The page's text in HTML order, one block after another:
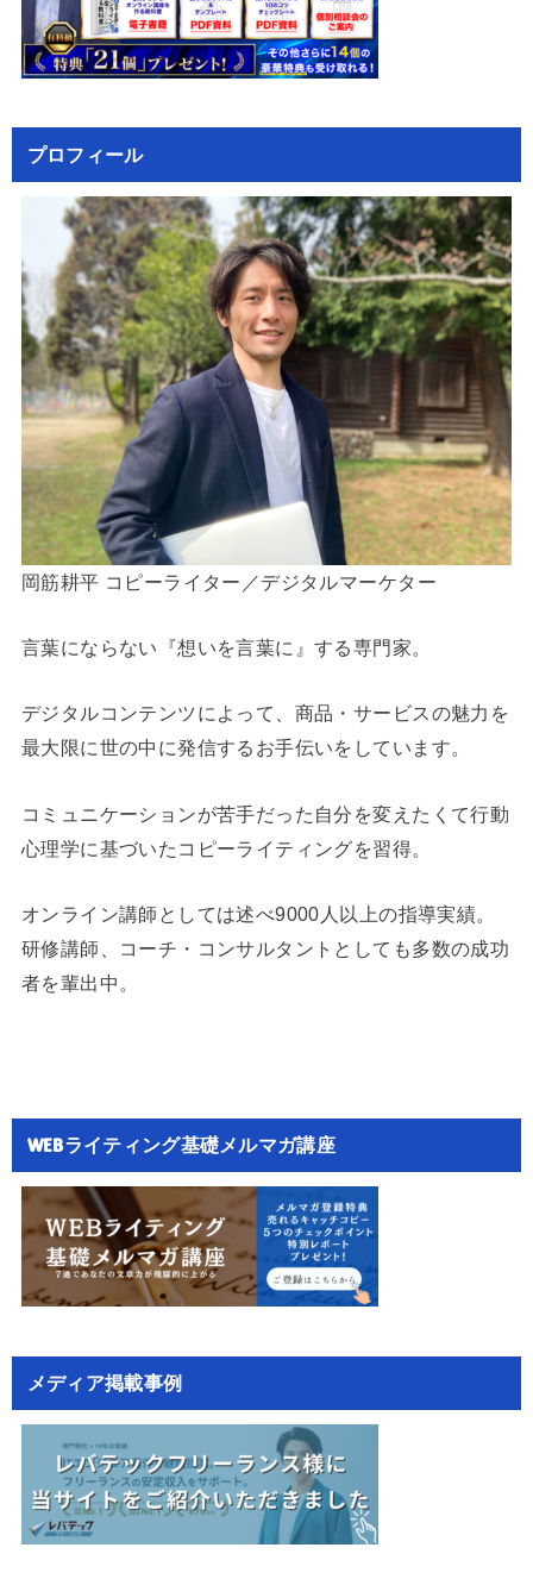
プロフィール
岡筋耕平 コピーライター／デジタルマーケター
言葉にならない『想いを言葉に』する専門家。
デジタルコンテンツによって、商品・サービスの魅力を
最大限に世の中に発信するお手伝いをしています。
コミュニケーションが苦手だった自分を変えたくて行動
心理学に基づいたコピーライティングを習得。
オンライン講師としては述べ9000人以上の指導実績。
研修講師、コーチ・コンサルタントとしても多数の成功
者を輩出中。
WEBライティング基礎メルマガ講座
メディア掲載事例